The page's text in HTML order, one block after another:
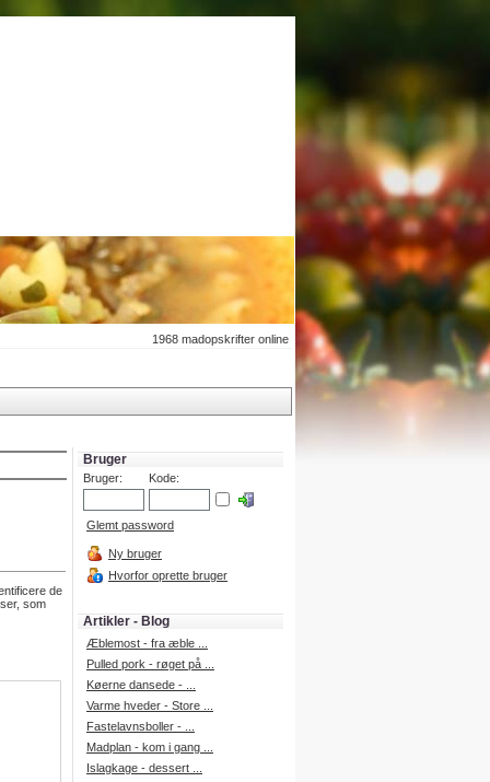
1968 madopskrifter online
de
som
Bruger
Bruger: Kode:
Glemt password
Ny bruger
Hvorfor oprette bruger
Artikler - Blog
Æblemost - fra æble ...
Pulled pork - røget på ...
Køerne dansede - ...
Varme hveder - Store ...
Fastelavnsboller - ...
Madplan - kom i gang ...
Islagkage - dessert ...